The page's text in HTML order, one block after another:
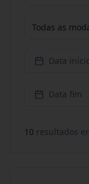
Todas as
Data
Data fim
10 resultados